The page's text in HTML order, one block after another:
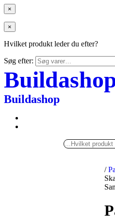
×
×
Hvilket produkt leder du efter?
Søg efter:
Buildashop
/